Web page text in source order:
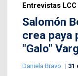
Entrevistas LCC
Salomón
crea paya
"Galo"
Daniela Bravo 31